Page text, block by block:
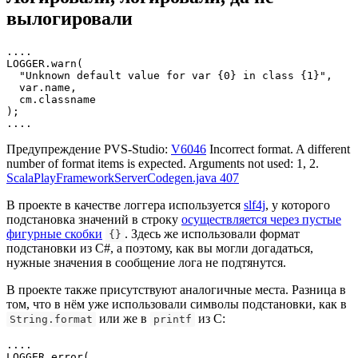
вылогировали
....
LOGGER.warn(
"Unknown default value for var {0} in class {1}",
var.name,
cm.classname
);
....
Предупреждение PVS-Studio: V6046 Incorrect format. A different
number of format items is expected. Arguments not used: 1, 2.
ScalaPlayFrameworkServerCodegen.java 407
В проекте в качестве логгера используется slf4j, у которого
подстановка значений в строку осуществляется через пустые
фигурные скобки
{} . Здесь же использовали формат
подстановки из C#, а поэтому, как вы могли догадаться,
нужные значения в сообщение лога не подтянутся.
В проекте также присутствуют аналогичные места. Разница в
том, что в нём уже использовали символы подстановки, как в
String.format или же в printf из C:
....